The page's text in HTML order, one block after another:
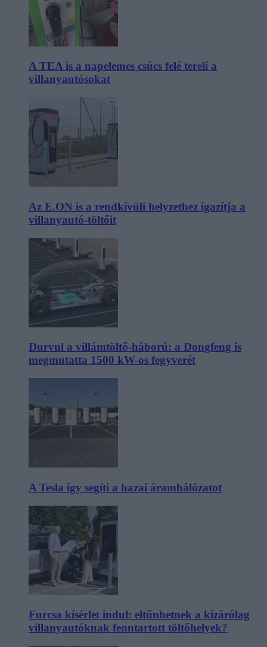
A TEA is a napelemes csúcs felé tereli a
villanyautósokat
Az E.ON is a rendkívüli helyzethez igazítja a
villanyautó-töltőit
Durvul a villámtöltő-háború: a Dongfeng is
megmutatta 1500 kW-os fegyverét
A Tesla így segíti a hazai áramhálózatot
Furcsa kísérlet indul: eltűnhetnek a kizárólag
villanyautóknak fenntartott töltőhelyek?